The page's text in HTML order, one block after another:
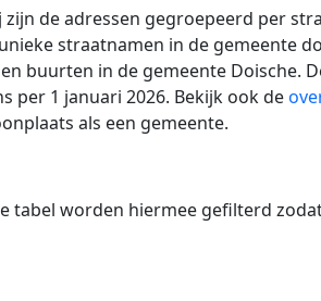
de adressen gegroepeerd per
straatnamen in de gemeente
buurten in de gemeente Doische.
per 1 januari 2026. Bekijk ook de
als een gemeente.
tabel worden hiermee gefilterd